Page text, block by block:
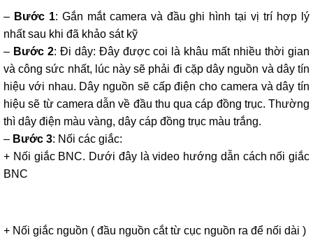
– Bước 1: Gắn mắt camera và đầu ghi hình tại vị trí hợp lý
nhất sau khi đã khảo sát kỹ
– Bước 2: Đi dây: Đây được coi là khâu mất nhiều thời gian
và công sức nhất, lúc này sẽ phải đi cặp dây nguồn và dây tín
hiệu với nhau. Dây nguồn sẽ cấp điện cho camera và dây tín
hiệu sẽ từ camera dẫn về đầu thu qua cáp đồng trục. Thường
thì dây điện màu vàng, dây cáp đồng trục màu trắng.
– Bước 3: Nối các giắc:
+ Nối giắc BNC. Dưới đây là video hướng dẫn cách nối giắc
BNC
+ Nối giắc nguồn ( đầu nguồn cắt từ cục nguồn ra để nối dài )